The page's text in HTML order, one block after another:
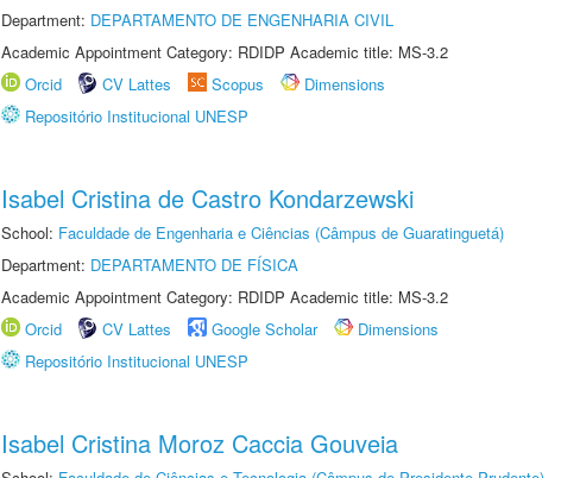
Department: DEPARTAMENTO DE ENGENHARIA CIVIL
Academic Appointment Category: RDIDP Academic title: MS-3.2
Orcid
CV Lattes Scopus
Dimensions
Repositório Institucional UNESP
Isabel Cristina de Castro Kondarzewski
School: Faculdade de Engenharia e Ciências (Câmpus de Guaratinguetá)
Department: DEPARTAMENTO DE FÍSICA
Academic Appointment Category: RDIDP Academic title: MS-3.2
Orcid
CV Lattes Google Scholar
Dimensions
Repositório Institucional UNESP
Isabel Cristina Moroz Caccia Gouveia